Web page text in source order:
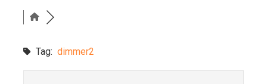
Tag: dimmer2